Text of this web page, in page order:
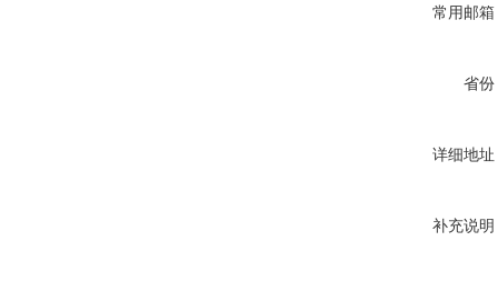
常用邮箱
省份
详细地址
补充说明